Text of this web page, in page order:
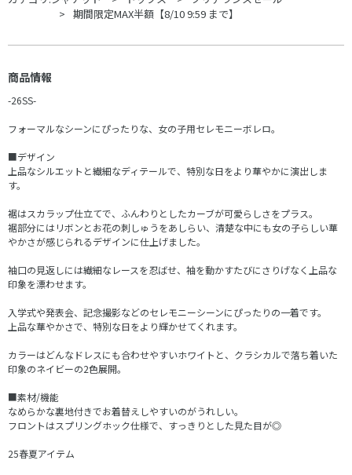
期間限定MAX半額【8/10 9:59 まで】
商品情報
-26SS-
フォーマルなシーンにぴったりな、女の子用セレモニーボレロ。
■デザイン
上品なシルエットと繊細なディテールで、特別な日をより華やかに演出しま
す。
裾はスカラップ仕立てで、ふんわりとしたカーブが可愛らしさをプラス。
裾部分にはリボンとお花の刺しゅうをあしらい、清楚な中にも女の子らしい華
やかさが感じられるデザインに仕上げました。
袖口の見返しには繊細なレースを忍ばせ、袖を動かすたびにさりげなく上品な
印象を漂わせます。
入学式や発表会、記念撮影などのセレモニーシーンにぴったりの一着です。
上品な華やかさで、特別な日をより輝かせてくれます。
カラーはどんなドレスにも合わせやすいホワイトと、クラシカルで落ち着いた
印象のネイビーの2色展開。
■素材/機能
なめらかな裏地付きでお着替えしやすいのがうれしい。
フロントはスプリングホック仕様で、すっきりとした見た目が◎
25春夏アイテム